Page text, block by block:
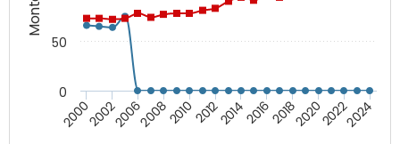
200020022006200820102012201420162018202020222024
0
50